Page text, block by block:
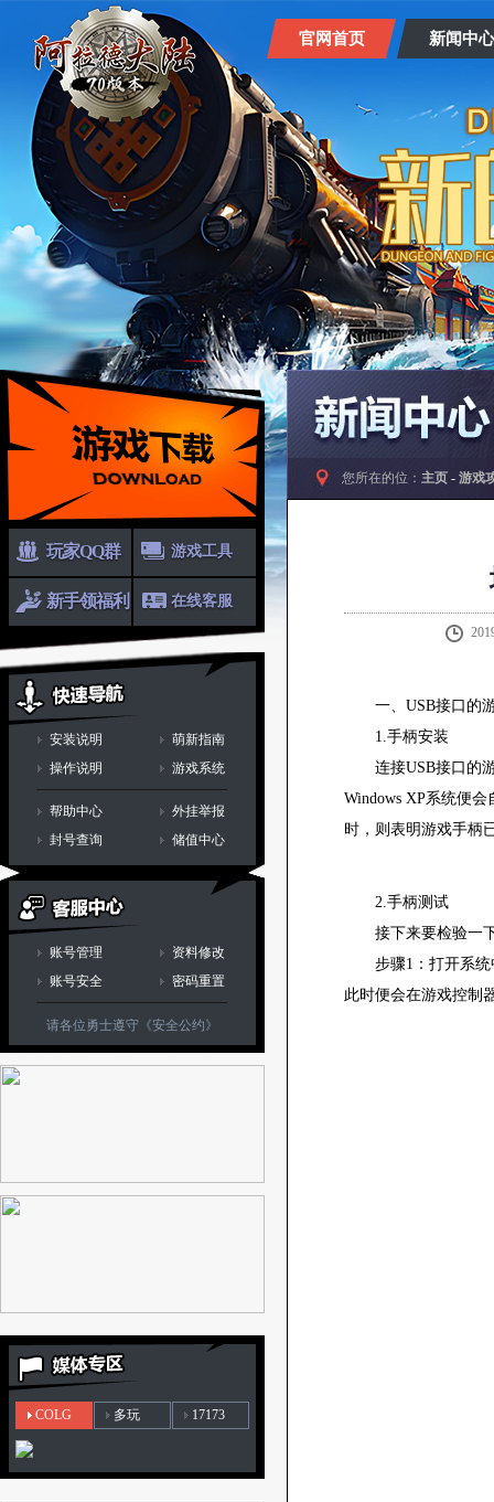
官网首页 新闻中心
玩家QQ群 游戏工具
新手领福利 在线客服
安装说明
萌新指南
操作说明
游戏系统
帮助中心
外挂举报
封号查询
储值中心
账号管理
资料修改
账号安全
密码重置
请各位勇士遵守 《安全公约》
COLG 多玩 17173
您所在的位： 主页 - 游戏
一、USB接口的
1.手柄安装
连接USB接口的游
Windows XP系统便
时，则表明游戏手柄
2.手柄测试
接下来要检验一下
步骤1：打开系统
此时便会在游戏控制